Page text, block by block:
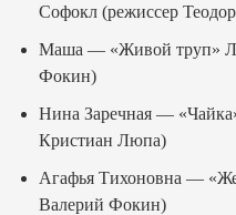
Софокл (режиссер
Маша — «Живой труп»
Фокин)
Нина Заречная —
Кристиан Люпа)
Агафья Тихоновна —
Валерий Фокин)